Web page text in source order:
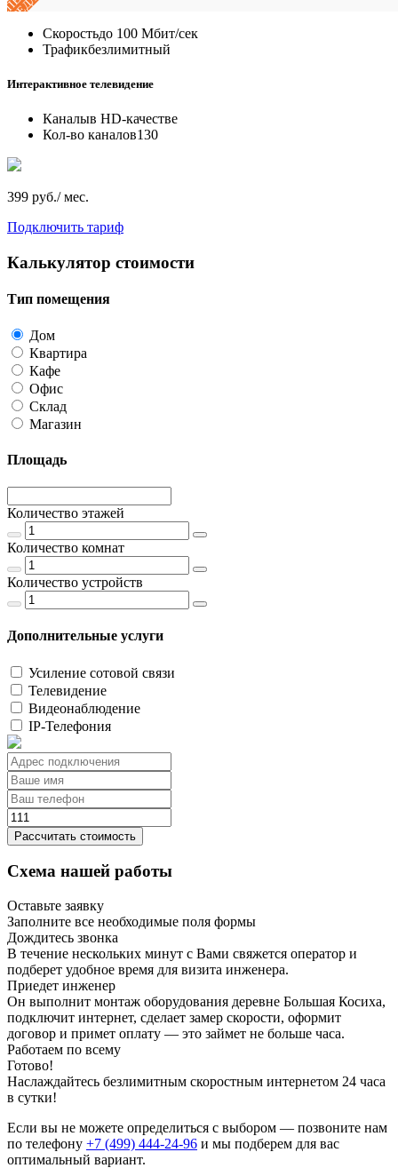
Скоростьдо 100 Мбит/сек
Трафикбезлимитный
Интерактивное телевидение
Каналыв HD-качестве
Кол-во каналов130
399 руб./ мес.
Подключить тариф
Калькулятор стоимости
Тип помещения
Дом
Квартира
Кафе
Офис
Склад
Магазин
Площадь
Количество этажей
Количество комнат
Количество устройств
Дополнительные услуги
Усиление сотовой связи
Телевидение
Видеонаблюдение
IP-Телефония
Рассчитать стоимость
Схема нашей работы
Оставьте заявку
Заполните все необходимые поля формы
Дождитесь звонка
В течение нескольких минут с Вами свяжется оператор и
подберет удобное время для визита инженера.
Приедет инженер
Он выполнит монтаж оборудования деревне Большая Косиха,
подключит интернет, сделает замер скорости, оформит
договор и примет оплату — это займет не больше часа.
Работаем по всему
Готово!
Наслаждайтесь безлимитным скоростным интернетом 24 часа
в сутки!
Если вы не можете определиться с выбором — позвоните нам
по телефону +7 (499) 444-24-96 и мы подберем для вас
оптимальный вариант.